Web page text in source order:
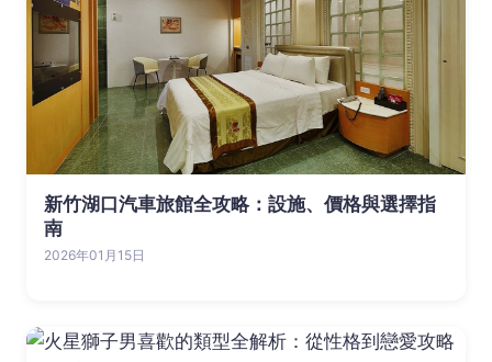
新竹湖口汽車旅館全攻略：設施、價格與選擇指
南
2026年01月15日